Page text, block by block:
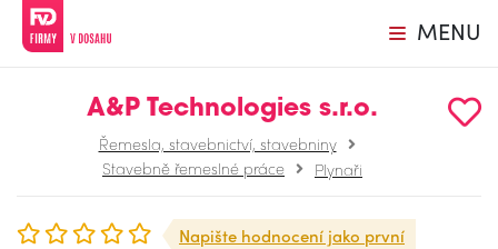
MENU
A&P Technologies s.r.o.
Řemesla, stavebnictví, stavebniny
Stavebně řemeslné práce
Plynaři
Napište hodnocení jako první